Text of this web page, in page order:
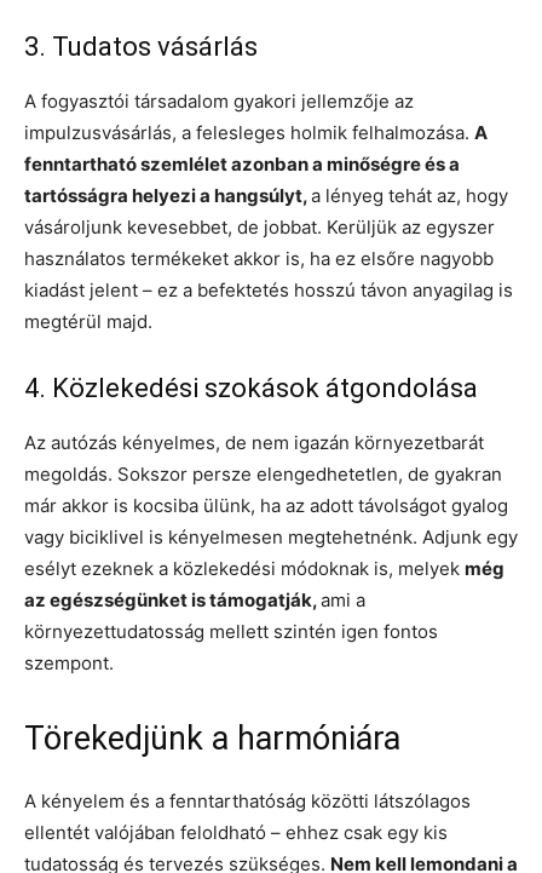
3. Tudatos vásárlás
A fogyasztói társadalom gyakori jellemzője az
impulzusvásárlás, a felesleges holmik felhalmozása. A
fenntartható szemlélet azonban a minőségre és a
tartósságra helyezi a hangsúlyt,a lényeg tehát az, hogy
vásároljunk kevesebbet, de jobbat. Kerüljük az egyszer
használatos termékeket akkor is, ha ez elsőre nagyobb
kiadást jelent – ez a befektetés hosszú távon anyagilag is
megtérül majd.
4. Közlekedési szokások átgondolása
Az autózás kényelmes, de nem igazán környezetbarát
megoldás. Sokszor persze elengedhetetlen, de gyakran
már akkor is kocsiba ülünk, ha az adott távolságot gyalog
vagy biciklivel is kényelmesen megtehetnénk. Adjunk egy
esélyt ezeknek a közlekedési módoknak is, melyek még
az egészségünket is támogatják,ami a
környezettudatosság mellett szintén igen fontos
szempont.
Törekedjünk a harmóniára
A kényelem és a fenntarthatóság közötti látszólagos
ellentét valójában feloldható – ehhez csak egy kis
tudatosság és tervezés szükséges. Nem kell lemondani a